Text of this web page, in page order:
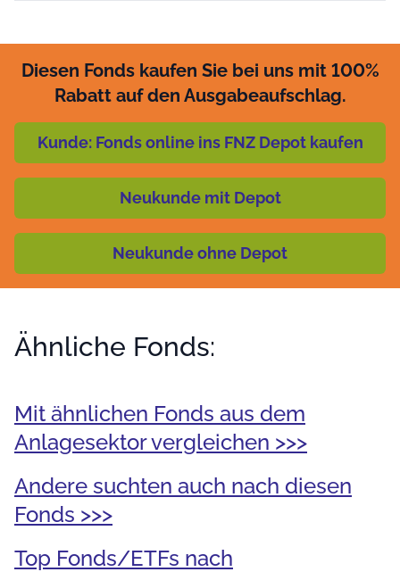
Diesen Fonds kaufen Sie bei uns mit 100%
Rabatt auf den Ausgabeaufschlag.
Kunde: Fonds online ins FNZ Depot kaufen
Neukunde mit Depot
Neukunde ohne Depot
Ähnliche Fonds:
Mit ähnlichen Fonds aus dem
Anlagesektor vergleichen >>>
Andere suchten auch nach diesen
Fonds >>>
Top Fonds/ETFs nach